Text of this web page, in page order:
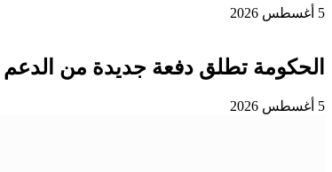
5 أغسطس 2026
الحكومة تطلق دفعة جديدة من الدعم
5 أغسطس 2026